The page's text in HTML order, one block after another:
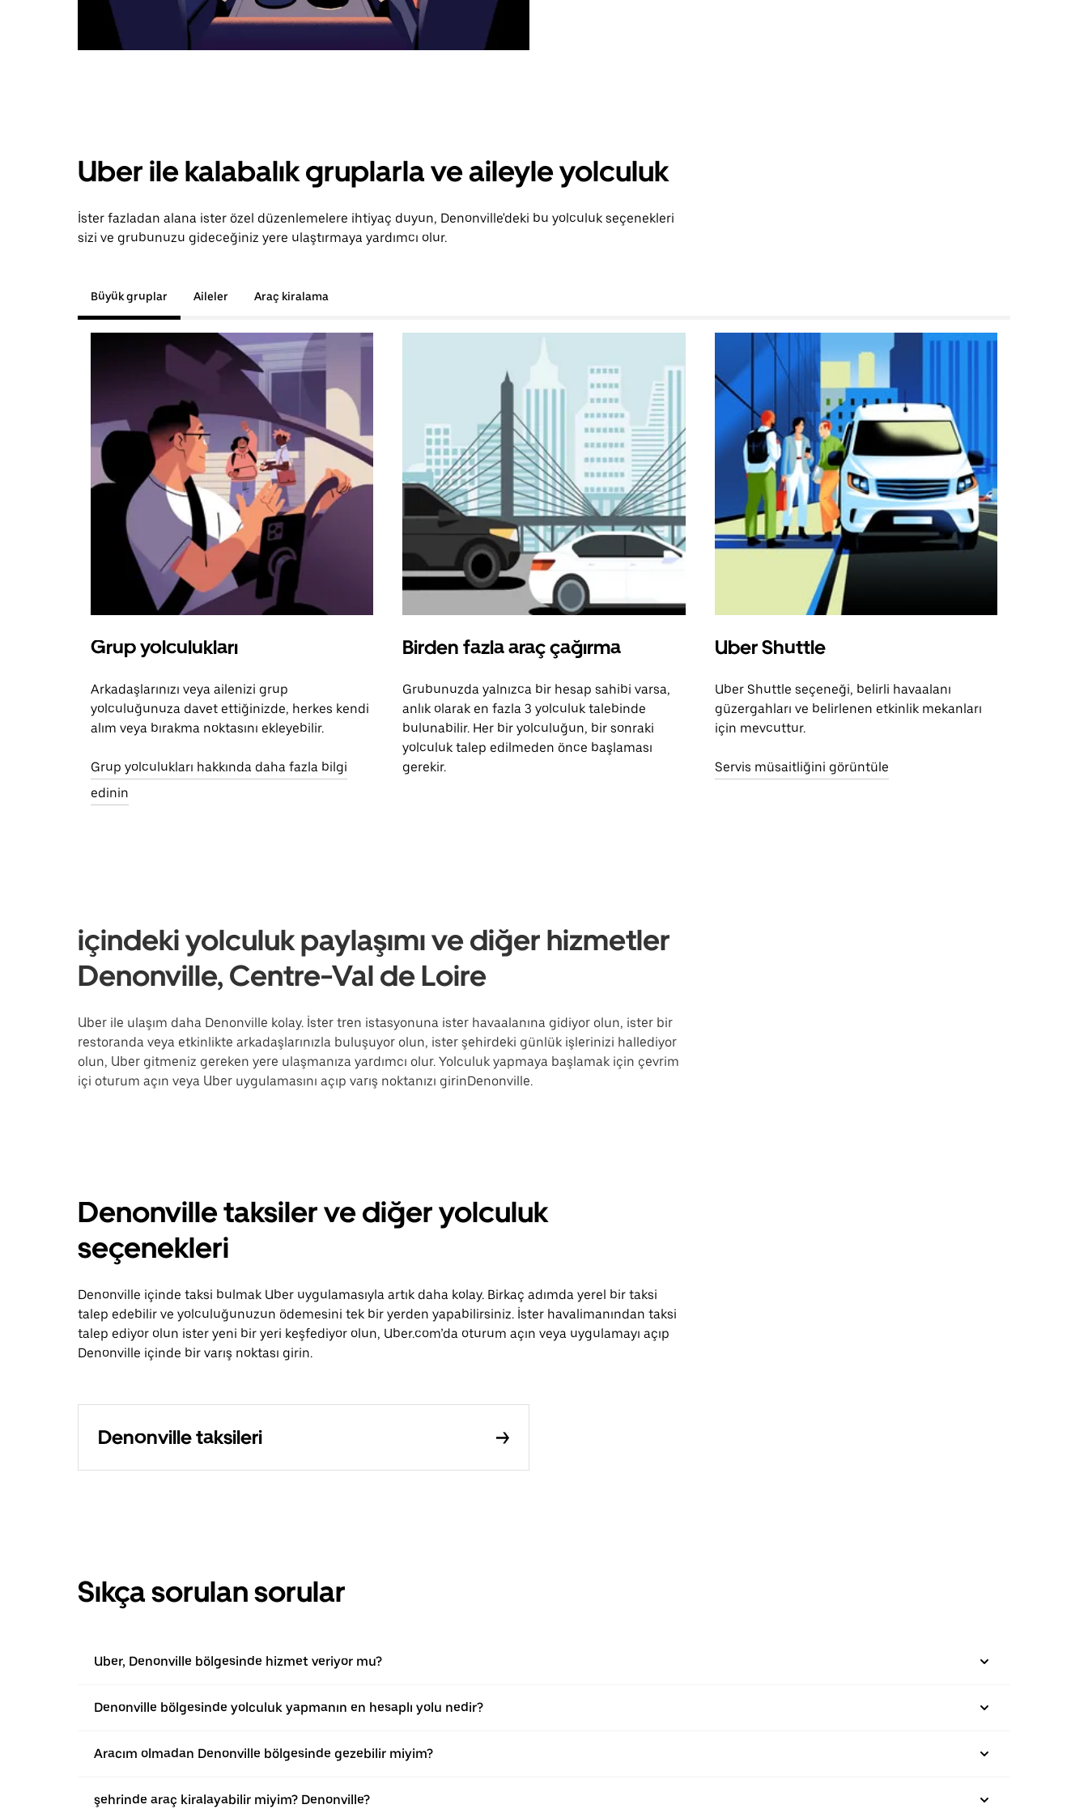
Uber ile kalabalık gruplarla ve aileyle yolculuk
İster fazladan alana ister özel düzenlemelere ihtiyaç duyun, Denonville'deki bu yolculuk seçenekleri
sizi ve grubunuzu gideceğiniz yere ulaştırmaya yardımcı olur.
Büyük gruplar Aileler Araç kiralama
Grup yolculukları
Arkadaşlarınızı veya ailenizi grup
yolculuğunuza davet ettiğinizde, herkes kendi
alım veya bırakma noktasını ekleyebilir.
Grup yolculukları hakkında daha fazla bilgi
edinin
Birden fazla araç çağırma
Grubunuzda yalnızca bir hesap sahibi varsa,
anlık olarak en fazla 3 yolculuk talebinde
bulunabilir. Her bir yolculuğun, bir sonraki
yolculuk talep edilmeden önce başlaması
gerekir.
Uber Shuttle
Uber Shuttle seçeneği, belirli havaalanı
güzergahları ve belirlenen etkinlik mekanları
için mevcuttur.
Servis müsaitliğini görüntüle
içindeki yolculuk paylaşımı ve diğer hizmetler
Denonville, Centre-Val de Loire
Uber ile ulaşım daha Denonville kolay. İster tren istasyonuna ister havaalanına gidiyor olun, ister bir
restoranda veya etkinlikte arkadaşlarınızla buluşuyor olun, ister şehirdeki günlük işlerinizi hallediyor
olun, Uber gitmeniz gereken yere ulaşmanıza yardımcı olur. Yolculuk yapmaya başlamak için çevrim
içi oturum açın veya Uber uygulamasını açıp varış noktanızı girinDenonville.
Denonville taksiler ve diğer yolculuk
seçenekleri
Denonville içinde taksi bulmak Uber uygulamasıyla artık daha kolay. Birkaç adımda yerel bir taksi
talep edebilir ve yolculuğunuzun ödemesini tek bir yerden yapabilirsiniz. İster havalimanından taksi
talep ediyor olun ister yeni bir yeri keşfediyor olun, Uber.com’da oturum açın veya uygulamayı açıp
Denonville içinde bir varış noktası girin.
Denonville taksileri
Sıkça sorulan sorular
Uber, Denonville bölgesinde hizmet veriyor mu?
Denonville bölgesinde yolculuk yapmanın en hesaplı yolu nedir?
Aracım olmadan Denonville bölgesinde gezebilir miyim?
şehrinde araç kiralayabilir miyim? Denonville?